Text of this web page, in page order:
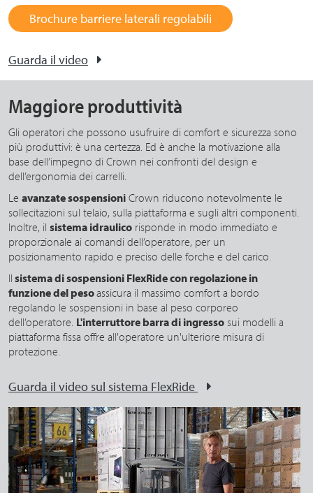
Brochure barriere laterali regolabili
Guarda il video
Maggiore produttività
Gli operatori che possono usufruire di comfort e sicurezza sono
più produttivi: è una certezza. Ed è anche la motivazione alla
base dell’impegno di Crown nei confronti del design e
dell’ergonomia dei carrelli.
Le avanzate sospensioni Crown riducono notevolmente le
sollecitazioni sul telaio, sulla piattaforma e sugli altri componenti.
Inoltre, il sistema idraulico risponde in modo immediato e
proporzionale ai comandi dell’operatore, per un
posizionamento rapido e preciso delle forche e del carico.
Il sistema di sospensioni FlexRide con regolazione in
funzione del pesoassicura il massimo comfort a bordo
regolando le sospensioni in base al peso corporeo
dell’operatore. L'interruttore barra di ingresso sui modelli a
piattaforma fissa offre all'operatore un'ulteriore misura di
protezione.
Guarda il video sul sistema FlexRide